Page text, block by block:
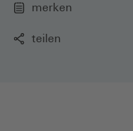
merken
teilen